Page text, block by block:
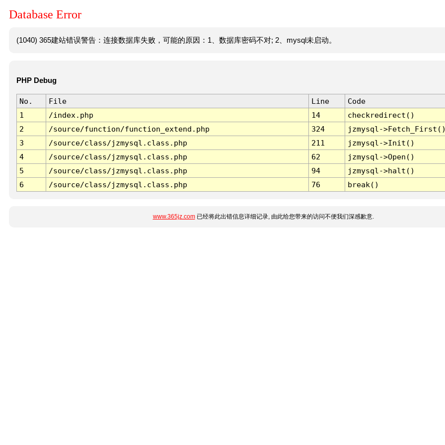
Database Error
(1040) 365建站错误警告：连接数据库失败，可能的原因：1、数据库密码不对; 2、mysql未启动。
PHP Debug
No. File Line
Code
1
/index.php 14
checkredirect()
2
/source/function/function_extend.php 324
jzmysql-
3
/source/class/jzmysql.class.php 211
jzmysql->Init()
4
/source/class/jzmysql.class.php 62
jzmysql->Open()
5
/source/class/jzmysql.class.php 94
jzmysql->halt()
6
/source/class/jzmysql.class.php 76 break()
www.365jz.com已经将此出错信息详细记录, 由此给您带来的访问不便我们深感歉意.